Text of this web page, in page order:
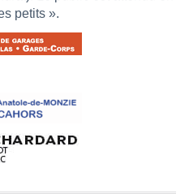
petits ».